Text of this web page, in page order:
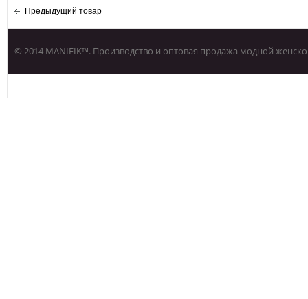
Предыдущий товар
© 2014 MANIFIK™. Производство и оптовая продажа модной